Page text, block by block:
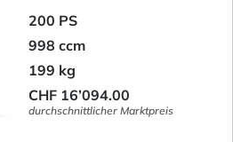
200 PS
998 ccm
199 kg
CHF 16’094.00
durchschnittlicher Marktpreis